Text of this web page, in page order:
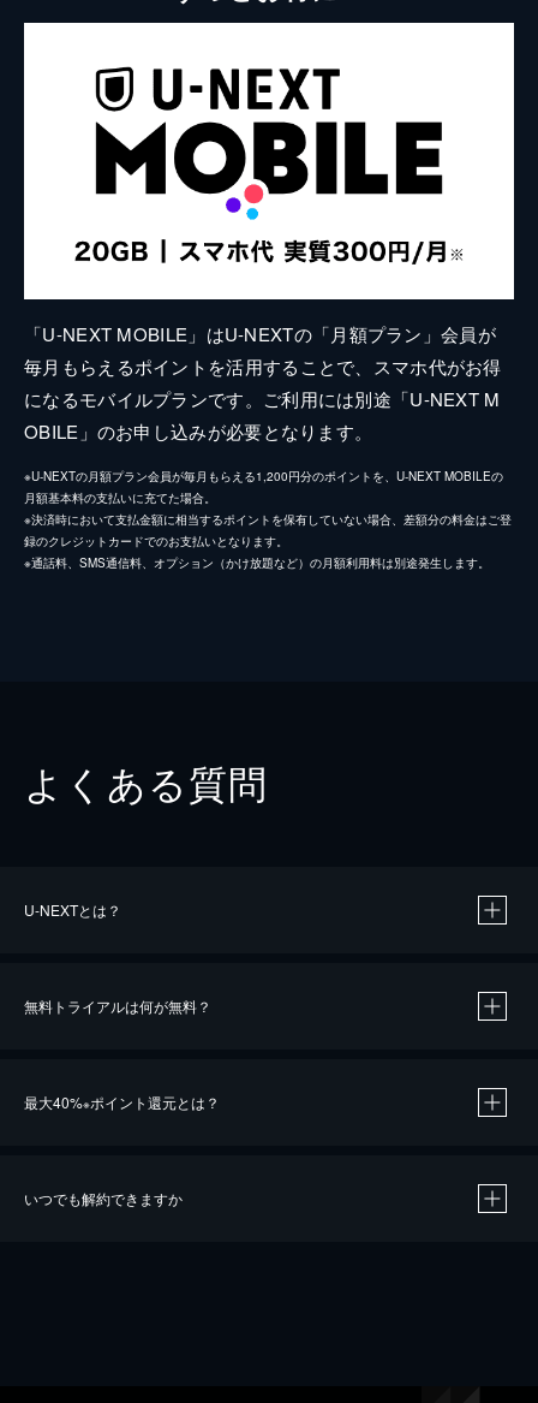
「U-NEXT MOBILE」はU-NEXTの「月額プラン」会員が
毎月もらえるポイントを活用することで、スマホ代がお得
になるモバイルプランです。ご利用には別途「U-NEXT M
OBILE」のお申し込みが必要となります。
※U-NEXTの月額プラン会員が毎月もらえる1,200円分のポイントを、U-NEXT MOBILEの
月額基本料の支払いに充てた場合。
※決済時において支払金額に相当するポイントを保有していない場合、差額分の料金はご登
録のクレジットカードでのお支払いとなります。
※通話料、SMS通信料、オプション（かけ放題など）の月額利用料は別途発生します。
よくある質問
U-NEXTとは？
無料トライアルは何が無料？
最大40%※ポイント還元とは？
いつでも解約できますか